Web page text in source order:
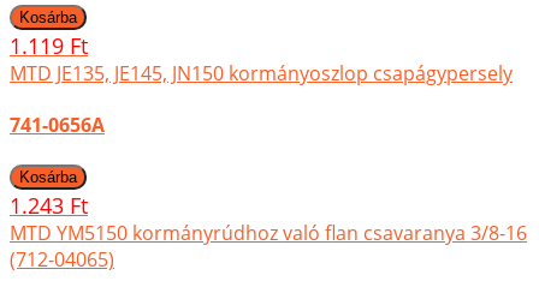
1.119 Ft
MTD JE135, JE145, JN150 kormányoszlop csapágypersely
741-0656A
1.243 Ft
MTD YM5150 kormányrúdhoz való flan csavaranya 3/8-16
(712-04065)